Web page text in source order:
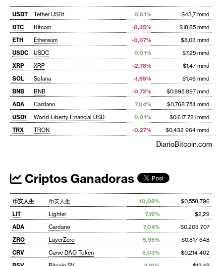
USDT Tether USDt 0,01%
$43,7 mmd
BTC
Bitcoin -0,35%
$18,85 mmd
ETH
Ethereum -0,07%
$8,03 mmd
USDC
USDC 0,01%
$7,25 mmd
XRP
XRP -2,78%
$1,47 mmd
SOL
Solana -1,65%
$1,46 mmd
BNB
BNB -0,72%
$0,995 897 mmd
ADA
Cardano 7,04%
$0,768 754 mmd
USD1
World Liberty Financial USD 0,01%
$0,617 721 mmd
TRX
TRON -0,27% $0,432 964 mmd
DiarioBitcoin.com
Criptos Ganadoras
币安人生 币安人生 10,08%
$0,558 796
LIT
Lighter 7,19%
$2,29
ADA
Cardano 7,04%
$0,203 707
ZRO
LayerZero 5,95%
$0,817 648
CRV
Curve DAO Token 5,03%
$0,214 402